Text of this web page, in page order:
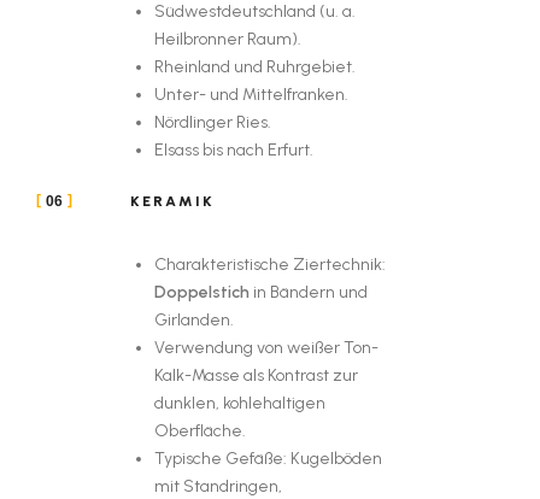
Südwestdeutschland (u. a.
Heilbronner Raum).
Rheinland und Ruhrgebiet.
Unter- und Mittelfranken.
Nördlinger Ries.
Elsass bis nach Erfurt.
06 KERAMIK
Charakteristische Ziertechnik:
Doppelstich in Bändern und
Girlanden.
Verwendung von weißer Ton-
Kalk-Masse als Kontrast zur
dunklen, kohlehaltigen
Oberfläche.
Typische Gefäße: Kugelböden
mit Standringen,